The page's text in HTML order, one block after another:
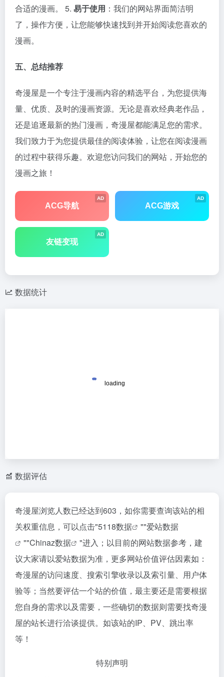
合适的漫画。 5. 易于使用 ：我们的网站界面简洁明
了，操作方便，让您能够快速找到并开始阅读您喜欢的
漫画。
五、总结推荐
奇漫屋是一个专注于漫画内容的精选平台，为您提供海
量、优质、及时的漫画资源。无论是喜欢经典老作品，
还是追逐最新的热门漫画，奇漫屋都能满足您的需求。
我们致力于为您提供最佳的阅读体验，让您在阅读漫画
的过程中获得乐趣。欢迎您访问我们的网站，开始您的
漫画之旅！
AD
ACG导航
AD
ACG游戏
AD
友链变现
数据统计
数据评估
奇漫屋浏览人数已经达到603，如你需要查询该站的相
关权重信息，可以点击"5118数据 ""爱站数据
""Chinaz数据
"进入；以目前的网站数据参考，建
议大家请以爱站数据为准，更多网站价值评估因素如：
奇漫屋的访问速度、搜索引擎收录以及索引量、用户体
验等；当然要评估一个站的价值，最主要还是需要根据
您自身的需求以及需要，一些确切的数据则需要找奇漫
屋的站长进行洽谈提供。如该站的IP、PV、跳出率
等！
特别声明